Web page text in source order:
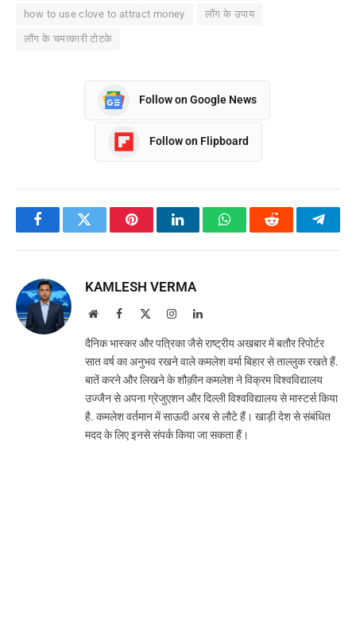
how to use clove to attract money लौंग के उपाय
लौंग के चमत्कारी टोटके
Follow on Google News
Follow on Flipboard
FacebookTwitter PinterestLinkedInWhatsAppReddit
KAMLESH VERMA
WebsiteFacebook InstagramLinkedIn
दैनिक भास्कर और पत्रिका जैसे राष्ट्रीय अखबार में बतौर रिपोर्टर
सात वर्ष का अनुभव रखने वाले कमलेश वर्मा बिहार से ताल्लुक रखते हैं.
बातें करने और लिखने के शौक़ीन कमलेश ने विक्रम विश्वविद्यालय
उज्जैन से अपना ग्रेजुएशन और दिल्ली विश्वविद्यालय से मास्टर्स किया
है. कमलेश वर्तमान में साऊदी अरब से लौटे हैं। खाड़ी देश से संबंधित
मदद के लिए इनसे संपर्क किया जा सकता हैं।